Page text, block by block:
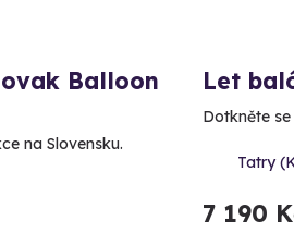
Balloon
na Slovensku.
Let
Dotkněte
Tatry
7 190